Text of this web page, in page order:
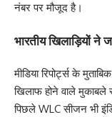
नंबर पर मौजूद है।
भारतीय खिलाड़ियों ने
मीडिया रिपोर्ट्स के
खिलाफ होने वाले मुकाबले
पिछले WLC सीजन भी